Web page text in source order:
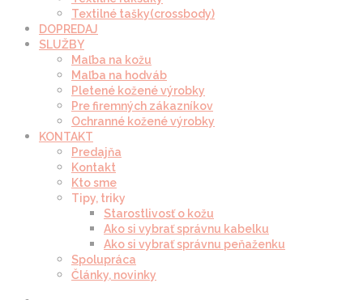
Textilné tašky(crossbody)
DOPREDAJ
SLUŽBY
Maľba na kožu
Maľba na hodváb
Pletené kožené výrobky
Pre firemných zákazníkov
Ochranné kožené výrobky
KONTAKT
Predajňa
Kontakt
Kto sme
Tipy, triky
Starostlivosť o kožu
Ako si vybrať správnu kabelku
Ako si vybrať správnu peňaženku
Spolupráca
Články, novinky